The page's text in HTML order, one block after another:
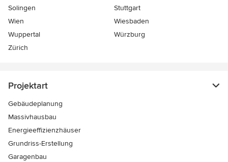
Solingen
Stuttgart
Wien
Wiesbaden
Wuppertal
Würzburg
Zürich
Projektart
Gebäudeplanung
Massivhausbau
Energieeffizienzhäuser
Grundriss-Erstellung
Garagenbau